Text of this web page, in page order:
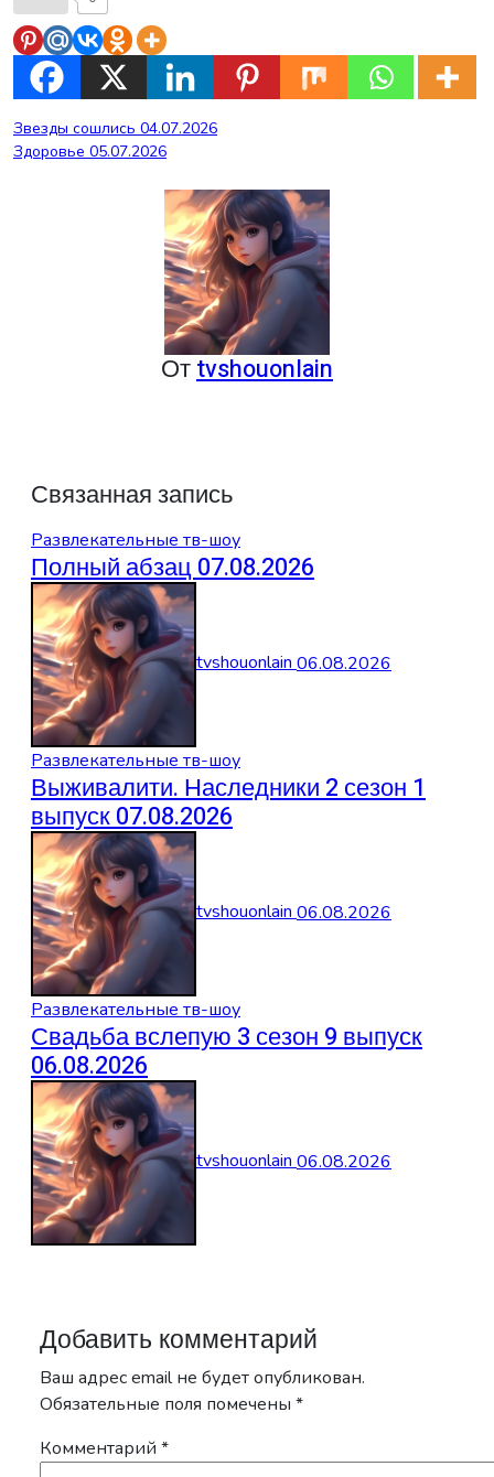
Навигация
по
Звезды сошлись 04.07.2026
Здоровье 05.07.2026
Отtvshouonlain
Связанная запись
Развлекательные тв-шоу
Полный абзац 07.08.2026
tvshouonlain06.08.2026
Развлекательные тв-шоу
Выживалити. Наследники 2 сезон 1
выпуск 07.08.2026
tvshouonlain06.08.2026
Развлекательные тв-шоу
Свадьба вслепую 3 сезон 9 выпуск
06.08.2026
tvshouonlain06.08.2026
Добавить комментарий
Ваш адрес email не будет опубликован.
Обязательные поля помечены *
Комментарий *